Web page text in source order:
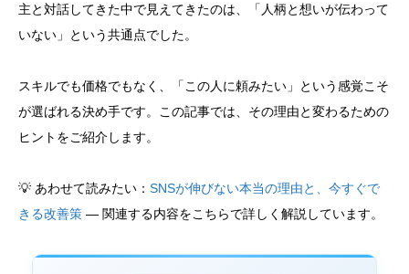
主と対話してきた中で見えてきたのは、「人柄と想いが伝わって
いない」という共通点でした。
スキルでも価格でもなく、「この人に頼みたい」という感覚こそ
が選ばれる決め手です。この記事では、その理由と変わるための
ヒントをご紹介します。
💡 あわせて読みたい： SNSが伸びない本当の理由と、今すぐで
きる改善策 — 関連する内容をこちらで詳しく解説しています。